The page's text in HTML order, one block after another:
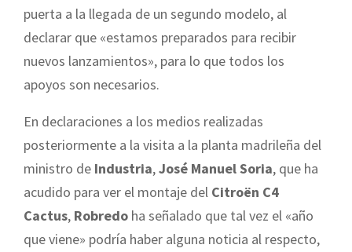
puerta a la llegada de un segundo modelo, al
declarar que «estamos preparados para recibir
nuevos lanzamientos», para lo que todos los
apoyos son necesarios.
En declaraciones a los medios realizadas
posteriormente a la visita a la planta madrileña del
ministro de Industria,José Manuel Soria, que ha
acudido para ver el montaje del Citroën C4
Cactus, Robredo ha señalado que tal vez el «año
que viene» podría haber alguna noticia al respecto,